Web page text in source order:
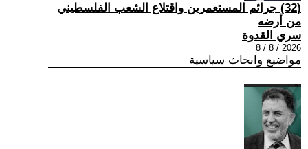
(32) جرائم المستعمرين واقتلاع الشعب الفلسطيني
من أرضه
سري القدوة
2026 / 8 / 8
مواضيع وابحاث سياسية